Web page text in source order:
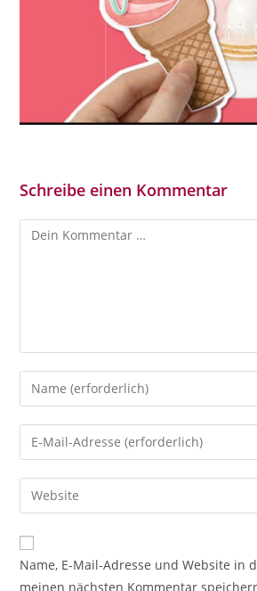
Schreibe einen Kommentar
Kommentar
Gib
deinen
Namen
oder
zum
Kommentieren
ein
Gib
deine
E-
Mail-
zum
Kommentieren
Gib
deine
Website-
URL
Name, E-Mail-Adresse und Website in
meinen nächsten Kommentar